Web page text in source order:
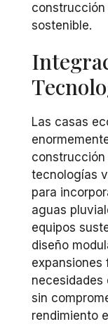
sostenible.
Las casas
tecnologías
para
aguas
equipos
diseño
expansiones
necesidades
sin
rendimiento